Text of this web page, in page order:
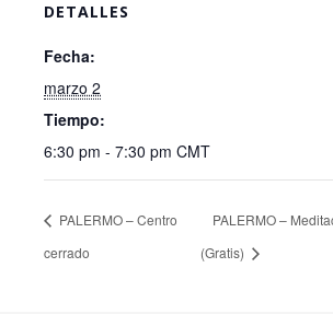
DETALLES
Fecha:
marzo 2
Tiempo:
6:30 pm - 7:30 pm CMT
PALERMO – Centro
cerrado
PALERMO –
(Gratis)